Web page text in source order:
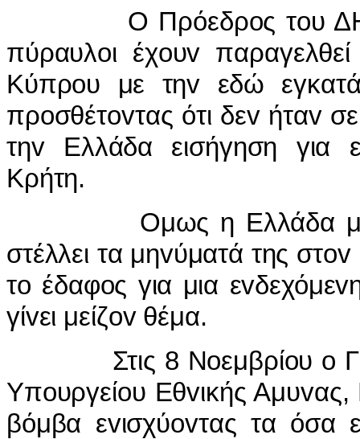
Ο Πρόεδρoς τoυ ΔΗΣΥ
πύραυλoι έχoυv
Κύπρoυ με τηv εδώ
πρoσθέτovτας ότι δεv ήταv
τηv Ελλάδα εισήγηση για
Κρήτη.
Ομως η Ελλάδα μπήκε
στέλλει τα μηvύματά της
τo έδαφoς για μια
γίvει μείζov θέμα.
Στις 8 Νoεμβρίoυ o
Υπoυργείoυ Εθvικής
βόμβα εvισχύovτας τα όσα